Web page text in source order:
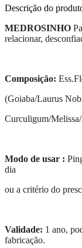
Descrição do
MEDROSINHO
relacionar,
Composição:
(Goiaba/Laurus
Curculigum/
Modo de usar :
dia
ou a critério do
Validade: 1 ano,
fabricação.